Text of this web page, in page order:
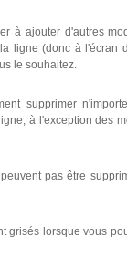
à ajouter d'autres
ligne (donc à l'écran
le souhaitez.
supprimer
à l'exception des
pas être
grisés lorsque vous